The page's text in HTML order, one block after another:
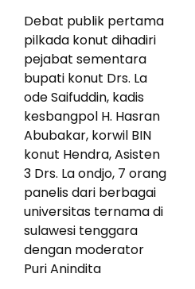
Debat publik pertama
pilkada konut dihadiri
pejabat sementara
bupati konut Drs. La
ode Saifuddin, kadis
kesbangpol H. Hasran
Abubakar, korwil BIN
konut Hendra, Asisten
3 Drs. La ondjo, 7 orang
panelis dari berbagai
universitas ternama di
sulawesi tenggara
dengan moderator
Puri Anindita